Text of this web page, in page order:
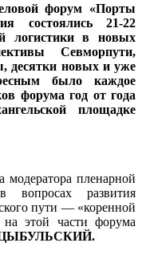
форум «Порты
состоялись 21-22
логистики в новых
Севморпути,
десятки новых и уже
было каждое
форума год от года
площадке
модератора пленарной
вопросах развития
пути — «коренной
этой части форума
ЦЫБУЛЬСКИЙ.